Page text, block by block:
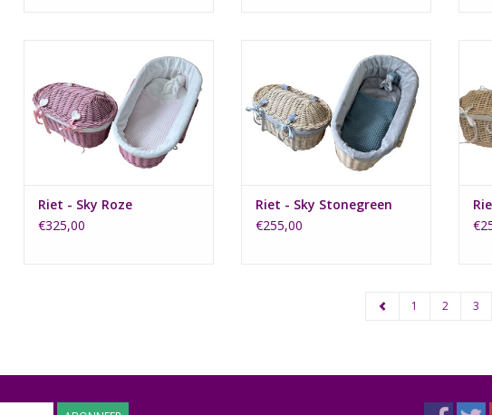
TOEVOEGEN AAN WINKELWAGEN
Riet - Sky Roze
€325,00
gebreid dekentje van Baby's Only
Sky Stonegreen.
TOEVOEGEN AAN WINKELWAGEN
Riet - Sky Stonegreen
€255,00
1 2 3